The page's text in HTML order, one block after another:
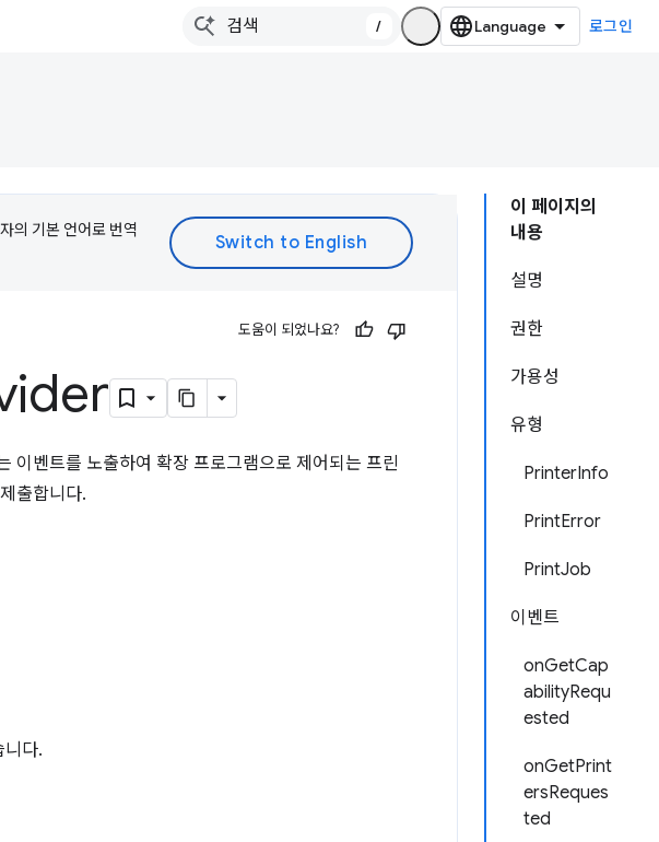
/ 로그인
이 페이지의
내용
설명
권한
가용성
유형
PrinterInfo
PrintError
PrintJob
이벤트
onGetCap
abilityRequ
ested
onGetPrint
ersReques
ted
의 기본 언어로 번역
도움이 되었나요?
이벤트를 노출하여 확장 프로그램으로 제어되는 프린
출합니다.
니다.